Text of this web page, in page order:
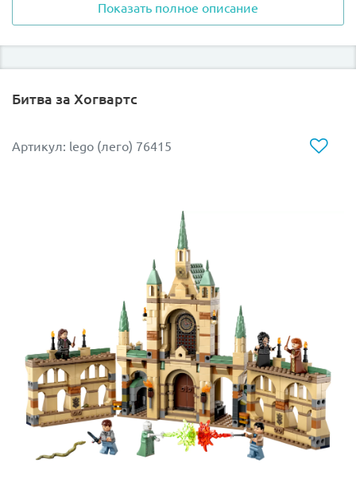
собирается Часовая башня замка юных волшебников с
небольшой пристройкой, в которой расположены
апартаменты директора – профессора Дамблдора.
локации:
холл, в котором первое, что видят гости – сундук
и Кубок огня;
больничное крыло, оборудованное двумя
кроватями и светильниками.
В верхней части башни находятся магические часы,
вращая ручку которых можно совершать путешествия
в прошлое и заново переживать особо яркие моменты
и удивительные приключения.
Пристройка профессора Дамблдора имеет
двухэтажную структуру. На первом этаже расположена
ванная комната директора школы волшебников,
оснащенная витражным окном с изображением
русалки. На втором этаже находится рабочий кабинет
профессора. В нем установлен большой письменный
Показать полное описание
Битва за Хогвартс
Артикул: lego (лего) 76415